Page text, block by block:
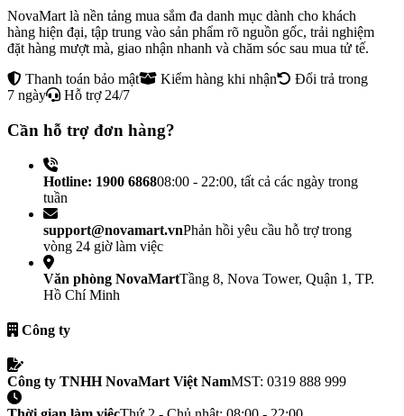
NovaMart là nền tảng mua sắm đa danh mục dành cho khách
hàng hiện đại, tập trung vào sản phẩm rõ nguồn gốc, trải nghiệm
đặt hàng mượt mà, giao nhận nhanh và chăm sóc sau mua tử tế.
Thanh toán bảo mật
Kiểm hàng khi nhận
Đổi trả trong
7 ngày
Hỗ trợ 24/7
Cần hỗ trợ đơn hàng?
Hotline: 1900 686808:00 - 22:00, tất cả các ngày trong
tuần
support@novamart.vnPhản hồi yêu cầu hỗ trợ trong
vòng 24 giờ làm việc
Văn phòng NovaMartTầng 8, Nova Tower, Quận 1, TP.
Hồ Chí Minh
Công ty
Công ty TNHH NovaMart Việt NamMST: 0319 888 999